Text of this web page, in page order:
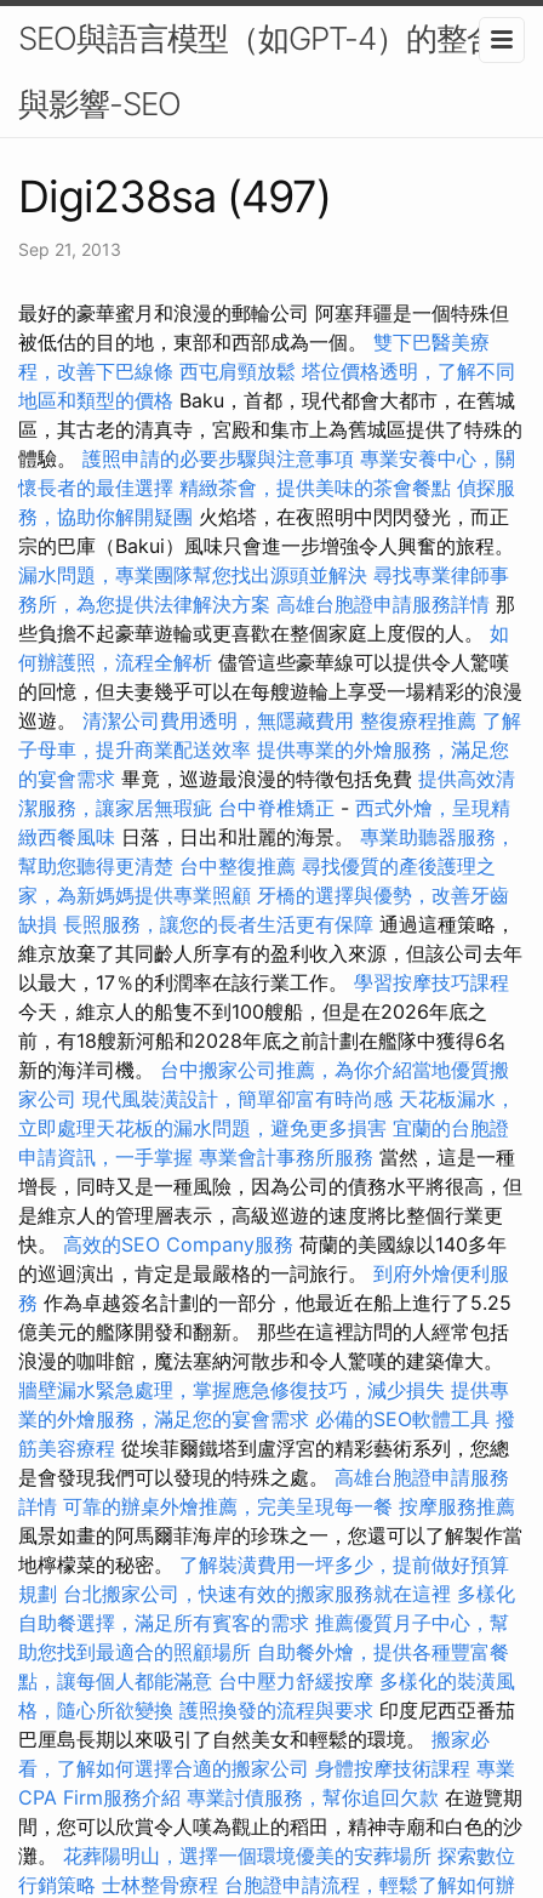
SEO與語言模型（如GPT-4）的整合
與影響-SEO
Digi238sa (497)
Sep 21, 2013
最好的豪華蜜月和浪漫的郵輪公司 阿塞拜疆是一個特殊但
被低估的目的地，東部和西部成為一個。 雙下巴醫美療
程，改善下巴線條 西屯肩頸放鬆 塔位價格透明，了解不同
地區和類型的價格 Baku，首都，現代都會大都市，在舊城
區，其古老的清真寺，宮殿和集市上為舊城區提供了特殊的
體驗。 護照申請的必要步驟與注意事項 專業安養中心，關
懷長者的最佳選擇 精緻茶會，提供美味的茶會餐點 偵探服
務，協助你解開疑團 火焰塔，在夜照明中閃閃發光，而正
宗的巴庫（Bakui）風味只會進一步增強令人興奮的旅程。
漏水問題，專業團隊幫您找出源頭並解決 尋找專業律師事
務所，為您提供法律解決方案 高雄台胞證申請服務詳情 那
些負擔不起豪華遊輪或更喜歡在整個家庭上度假的人。 如
何辦護照，流程全解析 儘管這些豪華線可以提供令人驚嘆
的回憶，但夫妻幾乎可以在每艘遊輪上享受一場精彩的浪漫
巡遊。 清潔公司費用透明，無隱藏費用 整復療程推薦 了解
子母車，提升商業配送效率 提供專業的外燴服務，滿足您
的宴會需求 畢竟，巡遊最浪漫的特徵包括免費 提供高效清
潔服務，讓家居無瑕疵 台中脊椎矯正 - 西式外燴，呈現精
緻西餐風味 日落，日出和壯麗的海景。 專業助聽器服務，
幫助您聽得更清楚 台中整復推薦 尋找優質的產後護理之
家，為新媽媽提供專業照顧 牙橋的選擇與優勢，改善牙齒
缺損 長照服務，讓您的長者生活更有保障 通過這種策略，
維京放棄了其同齡人所享有的盈利收入來源，但該公司去年
以最大，17％的利潤率在該行業工作。 學習按摩技巧課程
今天，維京人的船隻不到100艘船，但是在2026年底之
前，有18艘新河船和2028年底之前計劃在艦隊中獲得6名
新的海洋司機。 台中搬家公司推薦，為你介紹當地優質搬
家公司 現代風裝潢設計，簡單卻富有時尚感 天花板漏水，
立即處理天花板的漏水問題，避免更多損害 宜蘭的台胞證
申請資訊，一手掌握 專業會計事務所服務 當然，這是一種
增長，同時又是一種風險，因為公司的債務水平將很高，但
是維京人的管理層表示，高級巡遊的速度將比整個行業更
快。 高效的SEO Company服務 荷蘭的美國線以140多年
的巡迴演出，肯定是最嚴格的一詞旅行。 到府外燴便利服
務 作為卓越簽名計劃的一部分，他最近在船上進行了5.25
億美元的艦隊開發和翻新。 那些在這裡訪問的人經常包括
浪漫的咖啡館，魔法塞納河散步和令人驚嘆的建築偉大。
牆壁漏水緊急處理，掌握應急修復技巧，減少損失 提供專
業的外燴服務，滿足您的宴會需求 必備的SEO軟體工具 撥
筋美容療程 從埃菲爾鐵塔到盧浮宮的精彩藝術系列，您總
是會發現我們可以發現的特殊之處。 高雄台胞證申請服務
詳情 可靠的辦桌外燴推薦，完美呈現每一餐 按摩服務推薦
風景如畫的阿馬爾菲海岸的珍珠之一，您還可以了解製作當
地檸檬菜的秘密。 了解裝潢費用一坪多少，提前做好預算
規劃 台北搬家公司，快速有效的搬家服務就在這裡 多樣化
自助餐選擇，滿足所有賓客的需求 推薦優質月子中心，幫
助您找到最適合的照顧場所 自助餐外燴，提供各種豐富餐
點，讓每個人都能滿意 台中壓力舒緩按摩 多樣化的裝潢風
格，隨心所欲變換 護照換發的流程與要求 印度尼西亞番茄
巴厘島長期以來吸引了自然美女和輕鬆的環境。 搬家必
看，了解如何選擇合適的搬家公司 身體按摩技術課程 專業
CPA Firm服務介紹 專業討債服務，幫你追回欠款 在遊覽期
間，您可以欣賞令人嘆為觀止的稻田，精神寺廟和白色的沙
灘。 花葬陽明山，選擇一個環境優美的安葬場所 探索數位
行銷策略 士林整骨療程 台胞證申請流程，輕鬆了解如何辦